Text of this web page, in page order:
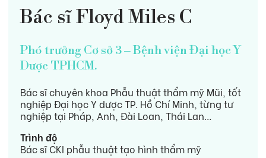
Bác sĩ Floyd Miles C
Phó trưởng Cơ sở 3 – Bệnh viện Đại học Y
Dược TPHCM.
Bác sĩ chuyên khoa Phẫu thuật thẩm mỹ Mũi, tốt
nghiệp Đại học Y dược TP. Hồ Chí Minh, từng tư
nghiệp tại Pháp, Anh, Đài Loan, Thái Lan…
Trình độ
Bác sĩ CKI phẫu thuật tạo hình thẩm mỹ